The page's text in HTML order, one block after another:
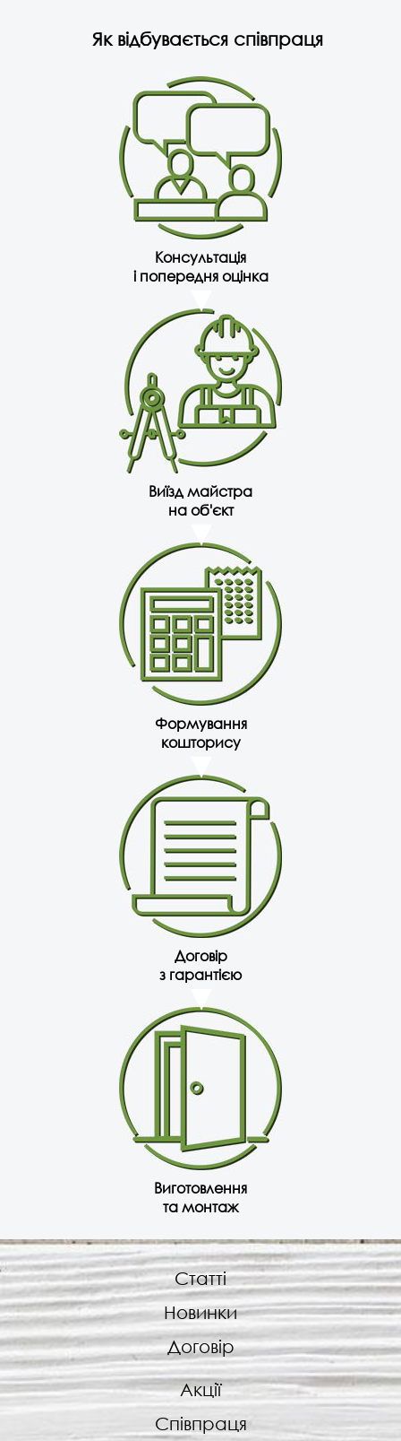
Як відбувається співпраця
Консультація
і попередня оцінка
Виїзд майстра
на об'єкт
Формування
кошторису
Договір
з гарантією
Виготовлення
та монтаж
Статті
Новинки
Договір
Акції
Співпраця